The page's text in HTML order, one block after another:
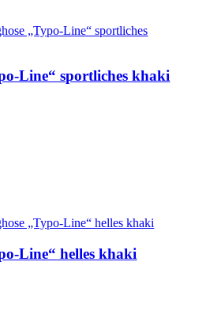
Line“ sportliches khaki
Line“ helles khaki